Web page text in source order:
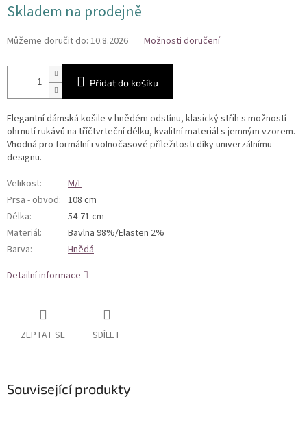
cena:
Skladem na prodejně
Můžeme doručit do: 10.8.2026 Možnosti doručení
Přidat do košíku
Elegantní dámská košile v hnědém odstínu, klasický střih s možností
ohrnutí rukávů na tříčtvrteční délku, kvalitní materiál s jemným vzorem.
Vhodná pro formální i volnočasové příležitosti díky univerzálnímu
designu.
Velikost:
M/L
Prsa - obvod: 108 cm
Délka:
54-71 cm
Materiál:
Bavlna 98%/Elasten 2%
Barva:
Hnědá
Detailní informace
ZEPTAT SE SDÍLET
Související produkty